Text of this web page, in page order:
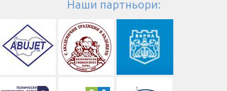
Наши партньори: